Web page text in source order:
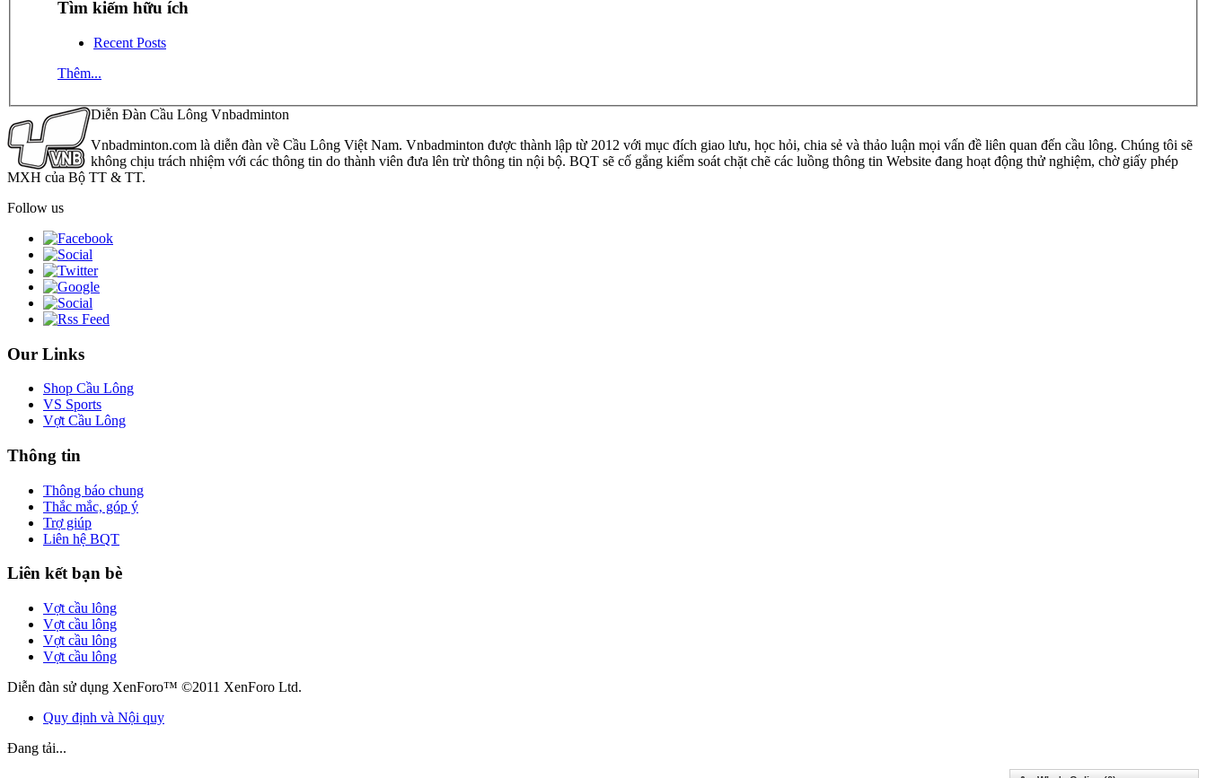
Tìm kiếm hữu ích
Recent Posts
Thêm...
Diễn Đàn Cầu Lông Vnbadminton
Vnbadminton.com là diễn đàn về Cầu Lông Việt Nam. Vnbadminton được thành lập từ 2012 với mục đích giao lưu, học hỏi, chia sẻ và thảo luận mọi vấn đề liên quan đến cầu lông. Chúng tôi sẽ
không chịu trách nhiệm với các thông tin do thành viên đưa lên trừ thông tin nội bộ. BQT sẽ cố gắng kiểm soát chặt chẽ các luồng thông tin Website đang hoạt động thử nghiệm, chờ giấy phép
MXH của Bộ TT & TT.
Follow us
Our Links
Shop Cầu Lông
VS Sports
Vợt Cầu Lông
Thông tin
Thông báo chung
Thắc mắc, góp ý
Trợ giúp
Liên hệ BQT
Liên kết bạn bè
Vợt cầu lông
Vợt cầu lông
Vợt cầu lông
Vợt cầu lông
Diễn đàn sử dụng XenForo™ ©2011 XenForo Ltd.
Quy định và Nội quy
Đang tải...